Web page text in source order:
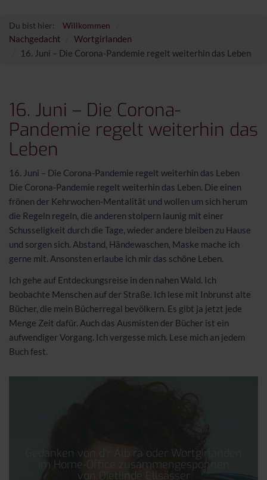
Du bist hier: Willkommen
Nachgedacht
Wortgirlanden
16. Juni – Die Corona-Pandemie regelt weiterhin das Leben
16. Juni – Die Corona-
Pandemie regelt weiterhin das
Leben
16. Juni – Die Corona-Pandemie regelt weiterhin das Leben
Die Corona-Pandemie regelt weiterhin das Leben. Die einen
frönen der Kehrwochen-Mentalität und wollen um sich herum
die Regeln regeln, die anderen stolpern launig mit einer
Schusseligkeit durch die Tage, wieder andere bleiben zu Hause
und sorgen sich. Abstand, Händewaschen, Maske mache ich
gerne mit. Ansonsten erlaube ich mir das schöne Leben.
Ich gehe auf Entdeckungsreise in den nahen Wald. Ich
beobachte Menschen auf der Straße. Ich lese mit Inbrunst alte
Bücher, die mein Bücherregal bevölkern. Es gibt ja jetzt jede
Menge Zeit dafür. Auch das Ausmisten der Bücher ist ein
aufwendiger Vorgang. Ich vergesse mich. Lese mich an jedem
Buch fest.
Gedanken von d’r Alb ra oder Wortgirlanden
im Home-Office zusammengesponnen
von Dietlinde Ellsässer